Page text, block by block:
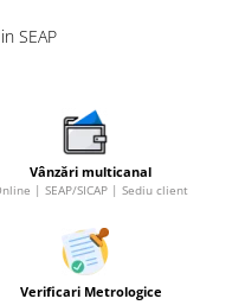
SEAP
Vânzări multicanal
| SEAP/SICAP | Sediu client
Verificari Metrologice